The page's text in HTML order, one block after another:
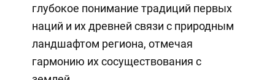
глубокое понимание традиций первых
наций и их древней связи с природным
ландшафтом региона, отмечая
гармонию их сосуществования с